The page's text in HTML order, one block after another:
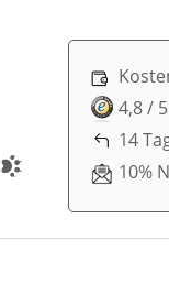
4,8 /
14
10%